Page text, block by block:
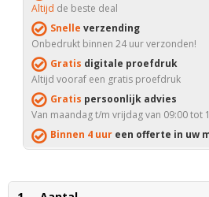
Altijd de beste deal
Snelle verzending
Onbedrukt binnen 24 uur verzonden!
Gratis digitale proefdruk
Altijd vooraf een gratis proefdruk
Gratis persoonlijk advies
Van maandag t/m vrijdag van 09:00 tot
Binnen 4 uur een offerte in uw